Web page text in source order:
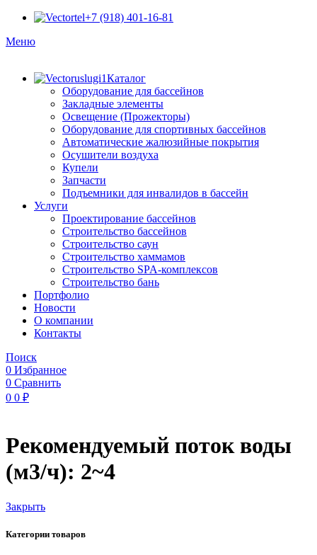
+7 (918) 401-16-81
Меню
Каталог
Оборудование для бассейнов
Закладные элементы
Освещение (Прожекторы)
Оборудование для спортивных бассейнов
Автоматические жалюзийные покрытия
Осушители воздуха
Купели
Запчасти
Подъемники для инвалидов в бассейн
Услуги
Проектирование бассейнов
Строительство бассейнов
Строительство саун
Строительство хаммамов
Строительство SPA-комплексов
Строительство бань
Портфолио
Новости
O компании
Контакты
Поиск
0 Избранное
0 Сравнить
0 0 ₽
Рекомендуемый поток воды
(м3/ч): 2~4
Закрыть
Категории товаров